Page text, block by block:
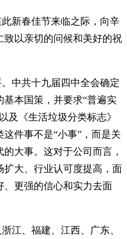
新春佳节来临之际，向辛
致以亲切的问候和美好的祝
中共十九届四中全会确定
本国策，并要求“普遍实
及
《生活垃圾分类标志》
这件事不是“小事”，而是关
的大事。这对于公司而言，
大、行业认可度提高， 面
、更强的信心和实力去面
江、福建、江西、广东、